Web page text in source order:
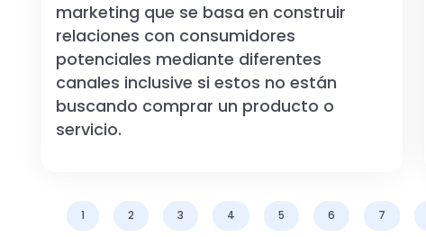
marketing que se basa en construir
relaciones con consumidores
potenciales mediante diferentes
canales inclusive si estos no están
buscando comprar un producto o
servicio.
1 2 3 4 5 6 7